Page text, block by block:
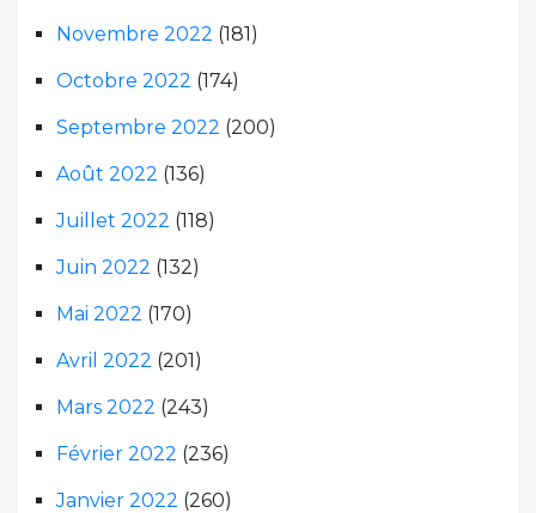
Novembre 2022 (181)
Octobre 2022 (174)
Septembre 2022 (200)
Août 2022 (136)
Juillet 2022 (118)
Juin 2022 (132)
Mai 2022 (170)
Avril 2022 (201)
Mars 2022 (243)
Février 2022 (236)
Janvier 2022 (260)